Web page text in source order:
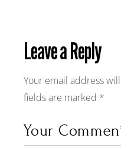
Leave a Reply
Your email address
fields are marked *